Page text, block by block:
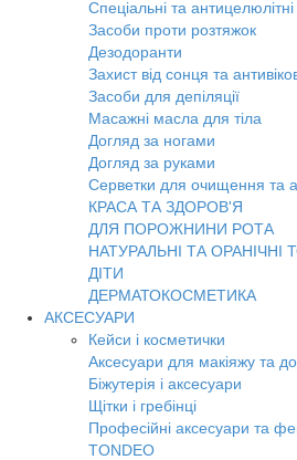
Спеціальні та
Засоби проти розтяжок
Дезодоранти
Захист від сонця та
Засоби для депіляції
Масажні масла для тіла
Догляд за ногами
Догляд за руками
Серветки для очищення та
КРАСА ТА ЗДОРОВ'Я
ДЛЯ ПОРОЖНИНИ РОТА
НАТУРАЛЬНІ ТА ОРАНІЧНІ
ДІТИ
ДЕРМАТОКОСМЕТИКА
АКСЕСУАРИ
Кейси і косметички
Аксесуари для макіяжу та
Біжутерія і аксесуари
Щітки і гребінці
Професійні аксесуари та
TONDEO